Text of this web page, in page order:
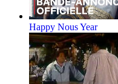
Happy Nous Year